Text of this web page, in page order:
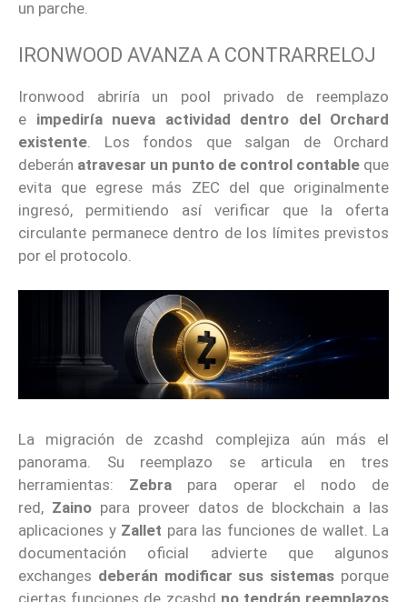
un parche.
IRONWOOD AVANZA A CONTRARRELOJ
Ironwood abriría un pool privado de reemplazo
e impediría nueva actividad dentro del Orchard
existente . Los fondos que salgan de Orchard
deberán atravesar un punto de control contable que
evita que egrese más ZEC del que originalmente
ingresó, permitiendo así verificar que la oferta
circulante permanece dentro de los límites previstos
por el protocolo.
La migración de zcashd complejiza aún más el
panorama. Su reemplazo se articula en tres
herramientas: Zebra para operar el nodo de
red, Zainopara proveer datos de blockchain a las
aplicaciones y Zallet para las funciones de wallet. La
documentación oficial advierte que algunos
exchanges deberán modificar sus sistemas porque